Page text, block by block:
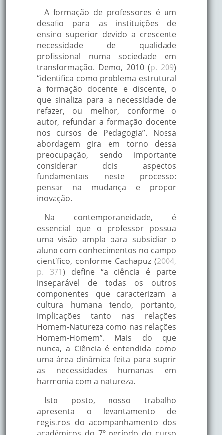
A formação de professores é um
desafio para as instituições de
ensino superior devido a crescente
necessidade de qualidade
profissional numa sociedade em
transformação. Demo, 2010 (p. 209)
“identifica como problema estrutural
a formação docente e discente, o
que sinaliza para a necessidade de
refazer, ou melhor, conforme o
autor, refundar a formação docente
nos cursos de Pedagogia”. Nossa
abordagem gira em torno dessa
preocupação, sendo importante
considerar dois aspectos
fundamentais neste processo:
pensar na mudança e propor
inovação.
Na contemporaneidade, é
essencial que o professor possua
uma visão ampla para subsidiar o
aluno com conhecimentos no campo
científico, conforme Cachapuz (2004,
p. 371) define “a ciência é parte
inseparável de todas os outros
componentes que caracterizam a
cultura humana tendo, portanto,
implicações tanto nas relações
Homem-Natureza como nas relações
Homem-Homem”. Mais do que
nunca, a Ciência é entendida como
uma área dinâmica feita para suprir
as necessidades humanas em
harmonia com a natureza.
Isto posto, nosso trabalho
apresenta o levantamento de
registros do acompanhamento dos